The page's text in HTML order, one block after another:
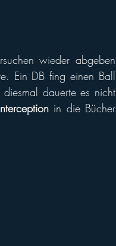
wieder abgeben
Ein DB fing einen Ball
dauerte es nicht
in die Bücher